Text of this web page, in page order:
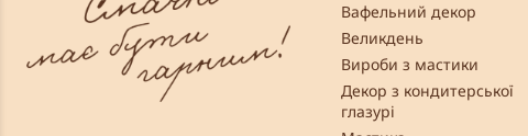
Вафельний декор
Великдень
Вироби з мастики
Декор з кондитерської
глазурі